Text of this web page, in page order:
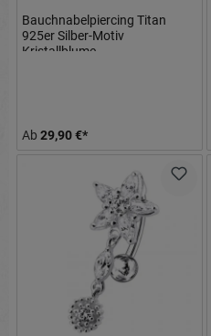
Bauchnabelpiercing Titan
925er Silber-Motiv
Kristallblume
Ab 29,90 €*